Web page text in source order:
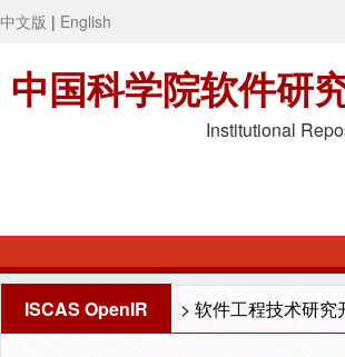
中文版 | English
中国科学院软件研
Institutional
ISCAS OpenIR > 软件工程技术研究